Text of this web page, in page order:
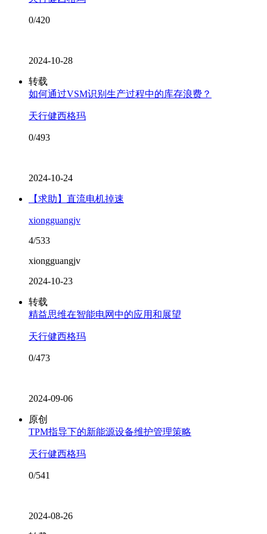
0/420
2024-10-28
转载
如何通过VSM识别生产过程中的库存浪费？
天行健西格玛
0/493
2024-10-24
【求助】直流电机掉速
xiongguangjv
4/533
xiongguangjv
2024-10-23
转载
精益思维在智能电网中的应用和展望
天行健西格玛
0/473
2024-09-06
原创
TPM指导下的新能源设备维护管理策略
天行健西格玛
0/541
2024-08-26